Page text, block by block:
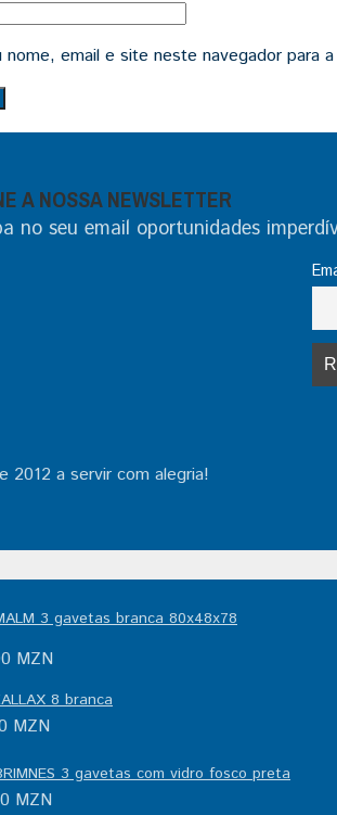
nome, email e site neste navegador para
A NOSSA NEWSLETTER
no seu email oportunidades
2012 a servir com alegria!
3 gavetas branca 80x48x78
MZN
8 branca
MZN
3 gavetas com vidro fosco preta
MZN